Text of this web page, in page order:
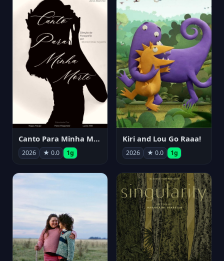
Canto Para Minha Morte
2026 ★ 0.0 1g
Kiri and Lou Go Raaa!
2026 ★ 0.0 1g